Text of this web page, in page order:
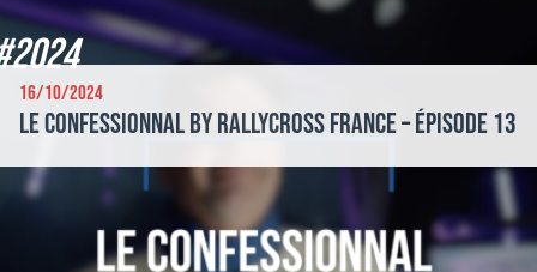
16/10/2024
Le Confessionnal by Rallycross France – Épisode 13